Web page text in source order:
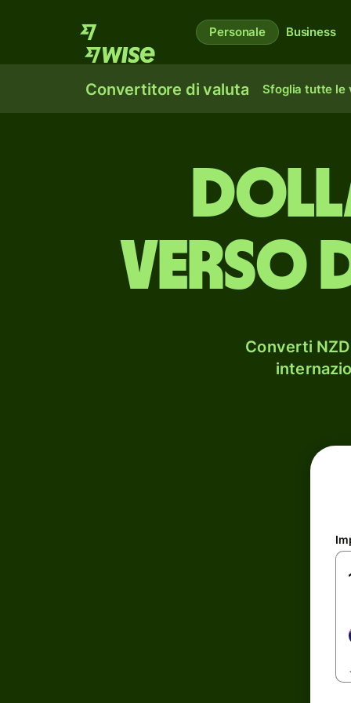
Personale Business
Convertitore di valuta Sfoglia tutte le
verso
Converti